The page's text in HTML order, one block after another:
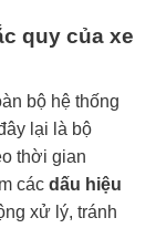
quy của xe
bộ hệ thống
lại là bộ
thời gian
các dấu hiệu
xử lý, tránh